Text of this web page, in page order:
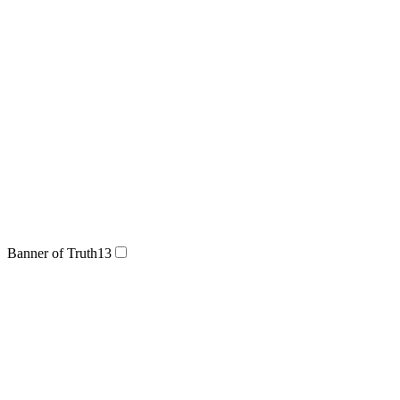
Banner of Truth13